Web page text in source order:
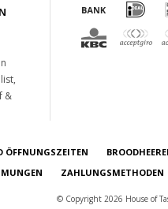
&
ÖFFNUNGSZEITEN
ZAHLUNGSMETHODEN
© Copyright 2026 House of